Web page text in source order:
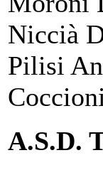
Niccià
Pilisi
A.S.D.